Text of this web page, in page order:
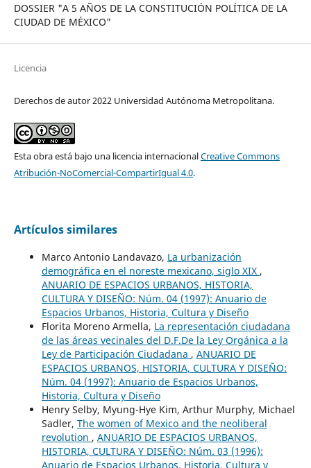
DOSSIER "A 5 AÑOS DE LA CONSTITUCIÓN POLÍTICA DE LA
CIUDAD DE MÉXICO"
Licencia
Derechos de autor 2022 Universidad Autónoma Metropolitana.
Esta obra está bajo una licencia internacionalCreative Commons
Atribución-NoComercial-CompartirIgual 4.0.
Artículos similares
Marco Antonio Landavazo, La urbanización
demográfica en el noreste mexicano, siglo XIX ,
ANUARIO DE ESPACIOS URBANOS, HISTORIA,
CULTURA Y DISEÑO: Núm. 04 (1997): Anuario de
Espacios Urbanos, Historia, Cultura y Diseño
Florita Moreno Armella, La representación ciudadana
de las áreas vecinales del D.F.De la Ley Orgánica a la
Ley de Participación Ciudadana , ANUARIO DE
ESPACIOS URBANOS, HISTORIA, CULTURA Y DISEÑO:
Núm. 04 (1997): Anuario de Espacios Urbanos,
Historia, Cultura y Diseño
Henry Selby, Myung-Hye Kim, Arthur Murphy, Michael
Sadler, The women of Mexico and the neoliberal
revolution , ANUARIO DE ESPACIOS URBANOS,
HISTORIA, CULTURA Y DISEÑO: Núm. 03 (1996):
Anuario de Espacios Urbanos, Historia, Cultura y